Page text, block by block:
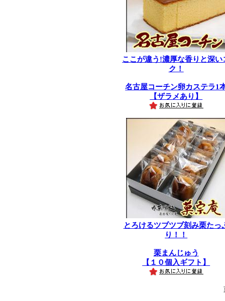
ここが違う!濃厚な香りと深い
ク！
名古屋コーチン卵カステラ1
【ザラメあり】
とろけるツブツブ刻み栗たっ
り！！
栗まんじゅう
【１０個入ギフト】